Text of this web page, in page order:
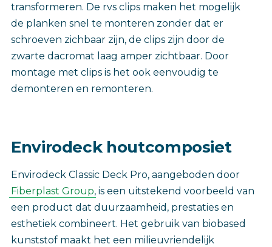
transformeren. De rvs clips maken het mogelijk
de planken snel te monteren zonder dat er
schroeven zichbaar zijn, de clips zijn door de
zwarte dacromat laag amper zichtbaar. Door
montage met clips is het ook eenvoudig te
demonteren en remonteren.
Envirodeck houtcomposiet
Envirodeck Classic Deck Pro, aangeboden door
Fiberplast Group, is een uitstekend voorbeeld van
een product dat duurzaamheid, prestaties en
esthetiek combineert. Het gebruik van biobased
kunststof maakt het een milieuvriendelijk